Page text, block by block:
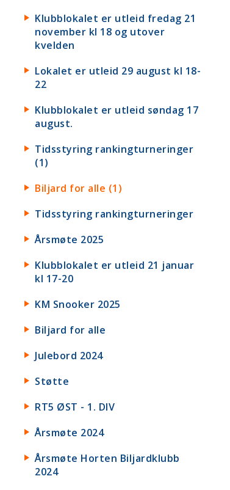
Klubblokalet er utleid fredag 21
november kl 18 og utover
kvelden
Lokalet er utleid 29 august kl 18-
22
Klubblokalet er utleid søndag 17
august.
Tidsstyring rankingturneringer
(1)
Biljard for alle (1)
Tidsstyring rankingturneringer
Årsmøte 2025
Klubblokalet er utleid 21 januar
kl 17-20
KM Snooker 2025
Biljard for alle
Julebord 2024
Støtte
RT5 ØST - 1. DIV
Årsmøte 2024
Årsmøte Horten Biljardklubb
2024